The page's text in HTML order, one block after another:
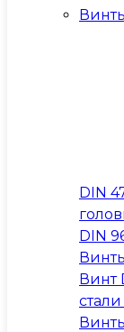
DIN
DIN
Винт